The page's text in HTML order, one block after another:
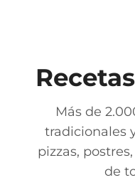
Más de
tradicionales
pizzas,
de